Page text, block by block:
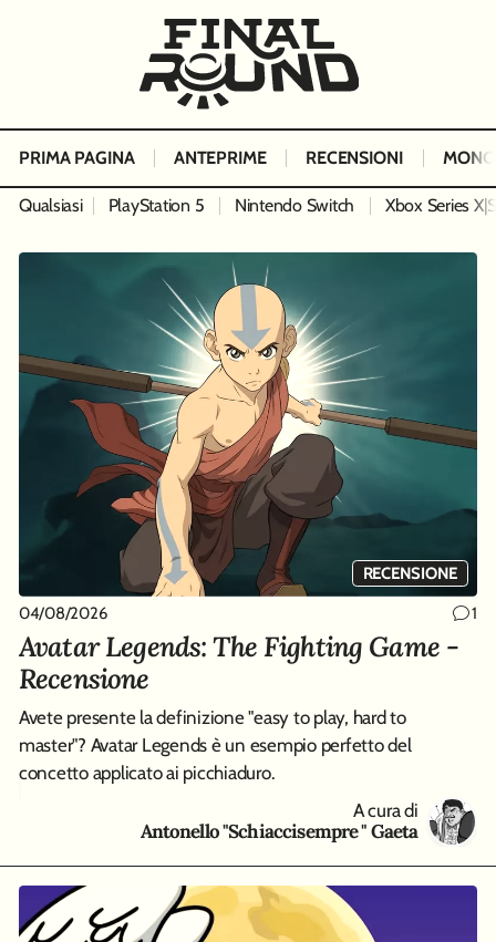
PRIMA PAGINA ANTEPRIME RECENSIONI
Qualsiasi PlayStation 5 Nintendo Switch Xbox Series
RECENSIONE
04/08/2026 1
Avatar Legends: The Fighting Game -
Recensione
Avete presente la definizione "easy to play, hard to
master"? Avatar Legends è un esempio perfetto del
concetto applicato ai picchiaduro.
A cura di
Antonello "Schiaccisempre " Gaeta